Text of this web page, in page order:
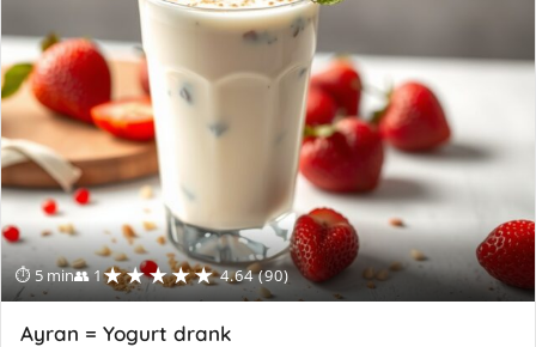
⏱ 5 min👥 1★★★★★ 4.64 (90)
Ayran = Yogurt drank